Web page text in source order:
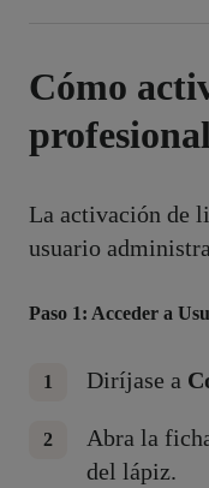
Cómo
profesional
La activación de
usuario
Paso 1: Acceder a
Diríjase a
Abra la
del lápiz.